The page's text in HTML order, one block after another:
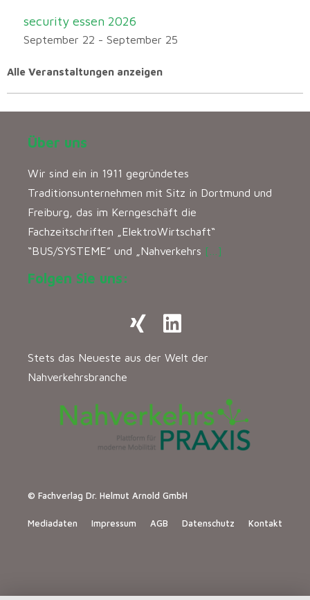
security essen 2026
September 22 - September 25
Alle Veranstaltungen anzeigen
Über uns
Wir sind ein in 1911 gegründetes
Traditionsunternehmen mit Sitz in Dortmund und
Freiburg, das im Kerngeschäft die
Fachzeitschriften „ElektroWirtschaft“
“BUS/SYSTEME” und „Nahverkehrs […]
Folgen Sie uns:
Stets das Neueste aus der Welt der
Nahverkehrsbranche
© Fachverlag Dr. Helmut Arnold GmbH
Mediadaten Impressum AGB Datenschutz Kontakt